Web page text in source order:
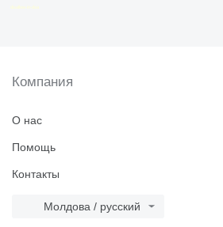
Компания
О нас
Помощь
Контакты
Молдова / русский